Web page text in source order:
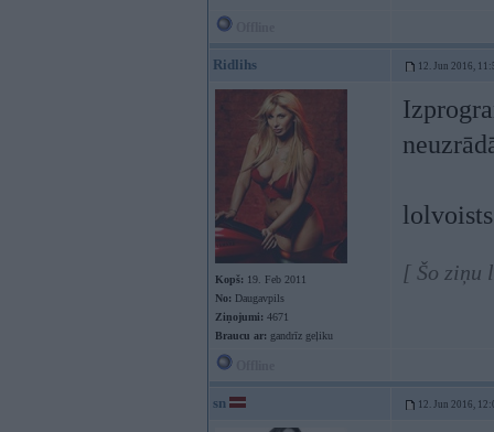
Ridlihs 12. Jun 2016,
Kopš: 19. Feb 2011
No: Daugavpils
Ziņojumi: 4671
Braucu ar: gandrīz geļiku
[ Šo ziņu
sn 12. Jun 2016,